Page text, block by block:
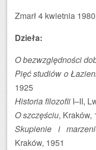
Zmarł 4 kwietnia
Dzieła:
O bezwzględności
Pięć studiów o
1925
Historia filozofii I–II,
O szczęściu, Kraków,
Skupienie i
Kraków, 1951